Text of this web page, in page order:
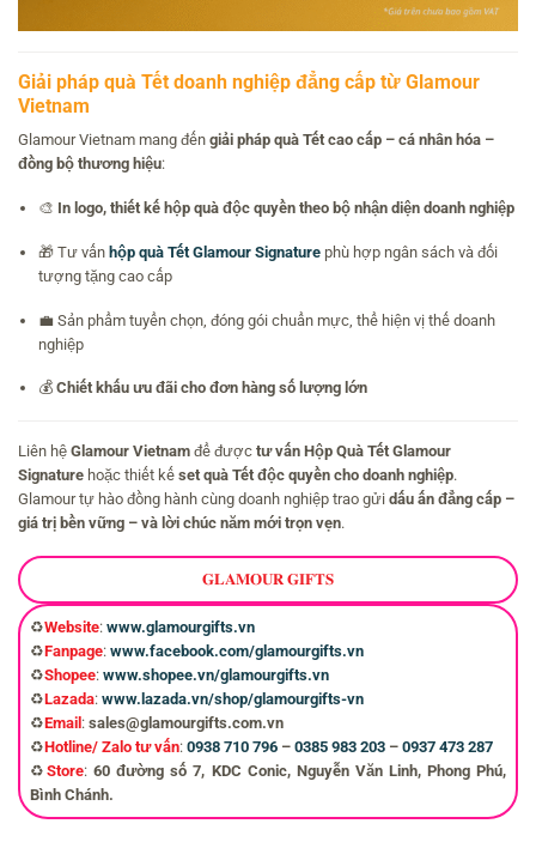
Giải pháp quà Tết doanh nghiệp đẳng cấp từ Glamour
Vietnam
Glamour Vietnam mang đến giải pháp quà Tết cao cấp – cá nhân hóa –
đồng bộ thương hiệu:
🎨 In logo, thiết kế hộp quà độc quyền theo bộ nhận diện doanh nghiệp
🎁 Tư vấn hộp quà Tết Glamour Signature phù hợp ngân sách và đối
tượng tặng cao cấp
💼 Sản phẩm tuyển chọn, đóng gói chuẩn mực, thể hiện vị thế doanh
nghiệp
💰 Chiết khấu ưu đãi cho đơn hàng số lượng lớn
Liên hệ Glamour Vietnam để được tư vấn Hộp Quà Tết Glamour
Signature hoặc thiết kế set quà Tết độc quyền cho doanh nghiệp.
Glamour tự hào đồng hành cùng doanh nghiệp trao gửi dấu ấn đẳng cấp –
giá trị bền vững – và lời chúc năm mới trọn vẹn.
𝐆𝐋𝐀𝐌𝐎𝐔𝐑 𝐆𝐈𝐅𝐓𝐒
♻️Website: www.glamourgifts.vn
♻️Fanpage: www.facebook.com/glamourgifts.vn
♻️Shopee: www.shopee.vn/glamourgifts.vn
♻️Lazada: www.lazada.vn/shop/glamourgifts-vn
♻️Email : sales@glamourgifts.com.vn
♻️Hotline/ Zalo tư vấn: 0938 710 796 – 0385 983 203 – 0937 473 287
♻️Store:60 đường số 7, KDC Conic, Nguyễn Văn Linh, Phong Phú,
Bình Chánh.